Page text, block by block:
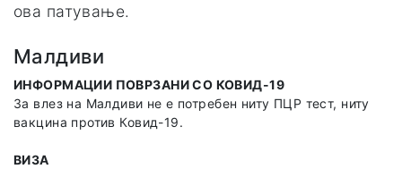
ова патување.
Малдиви
ИНФОРМАЦИИ ПОВРЗАНИ СО КОВИД-19
За влез на Малдиви не е потребен ниту ПЦР тест, ниту
вакцина против Ковид-19.
ВИЗА